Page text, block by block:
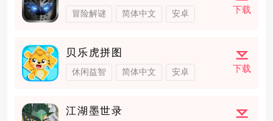
冒险解谜 简体中文 安卓 下载
贝乐虎拼图
休闲益智 简体中文 安卓 下载
江湖墨世录